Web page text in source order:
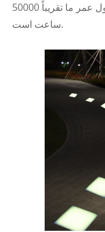
کف ما بسیار قدرتمند است و طول عمر ما تقریباً 50000
ساعت است.